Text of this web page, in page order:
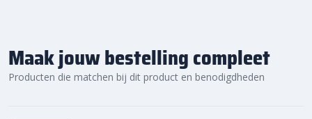
Maak jouw bestelling compleet
Producten die matchen bij dit product en benodigdheden